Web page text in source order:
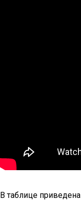
В таблице